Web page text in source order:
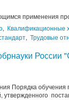
применения
, Квалификационные
, Трудовые
России
Порядка
утвержденного